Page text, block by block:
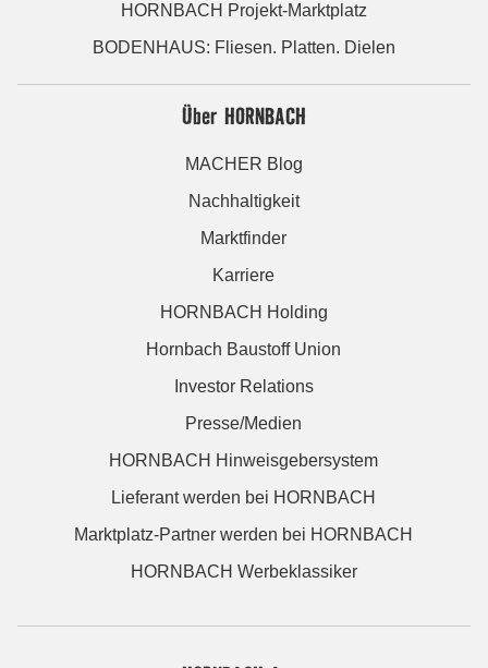
HORNBACH Projekt-Marktplatz
BODENHAUS: Fliesen. Platten. Dielen
Über HORNBACH
MACHER Blog
Nachhaltigkeit
Marktfinder
Karriere
HORNBACH Holding
Hornbach Baustoff Union
Investor Relations
Presse/Medien
HORNBACH Hinweisgebersystem
Lieferant werden bei HORNBACH
Marktplatz-Partner werden bei HORNBACH
HORNBACH Werbeklassiker